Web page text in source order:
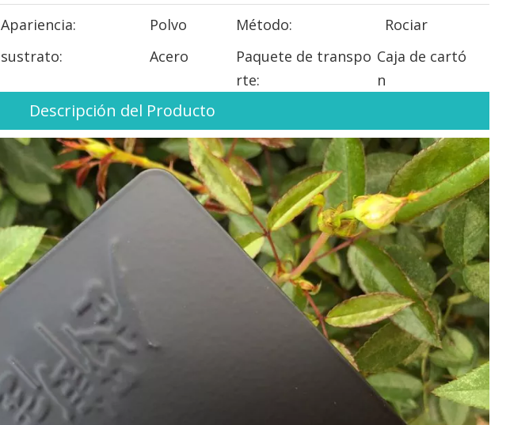
Apariencia: Polvo Método:
Rociar
sustrato: Acero
Paquete de transpo
rte:
Caja de cartó
n
Descripción del Producto